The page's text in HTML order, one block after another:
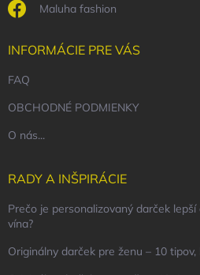
Maluha fashion
INFORMÁCIE PRE VÁS
FAQ
OBCHODNÉ PODMIENKY
O nás...
RADY A INŠPIRÁCIE
Prečo je personalizovaný darček
vína?
Originálny darček pre ženu – 10